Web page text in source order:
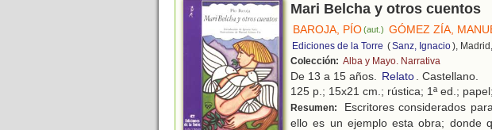
Mari Belcha y otros cuentos
BAROJA, PÍO(aut.) GÓMEZ ZÍA,
Ediciones de la Torre (Sanz, Ignacio),
Colección: Alba y Mayo. Narrativa
De 13 a 15 años. Relato. Castellano.
125 p.; 15x21 cm.; rústica; 1ª ed.; papel;
Resumen:
Escritores considerados
ello es un ejemplo esta obra; donde